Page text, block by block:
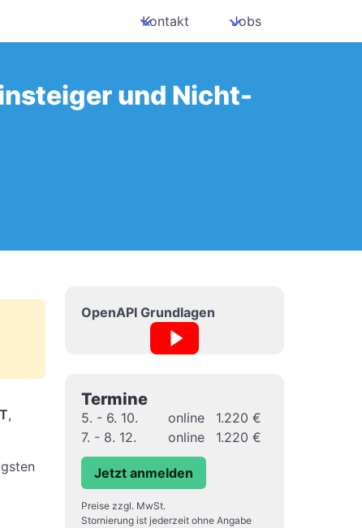
Kontakt Jobs
und Nicht-
,
OpenAPI Grundlagen
Termine
5. - 6. 10. online
1.220 €
7. - 8. 12.
online 1.220 €
Jetzt anmelden
Preise zzgl. MwSt.
Stornierung ist jederzeit ohne Angabe